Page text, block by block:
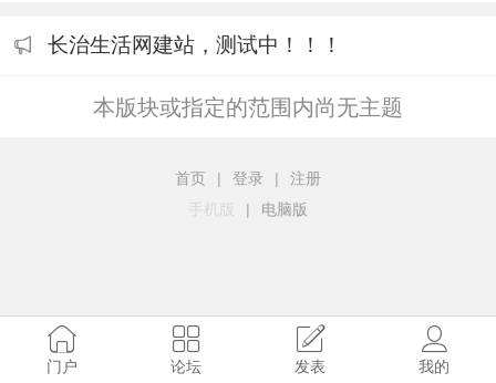
长治生活网建站，测试中！！！
本版块或指定的范围内尚无主题
首页 | 登录 |
注册
手机版
| 电脑版
门户 论坛 发表 我的